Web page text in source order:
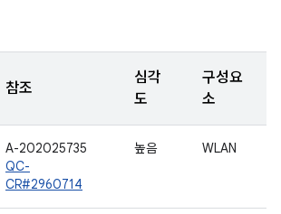
참조
심각
도
구성요
소
A-202025735
QC-
CR#2960714
높음 WLAN